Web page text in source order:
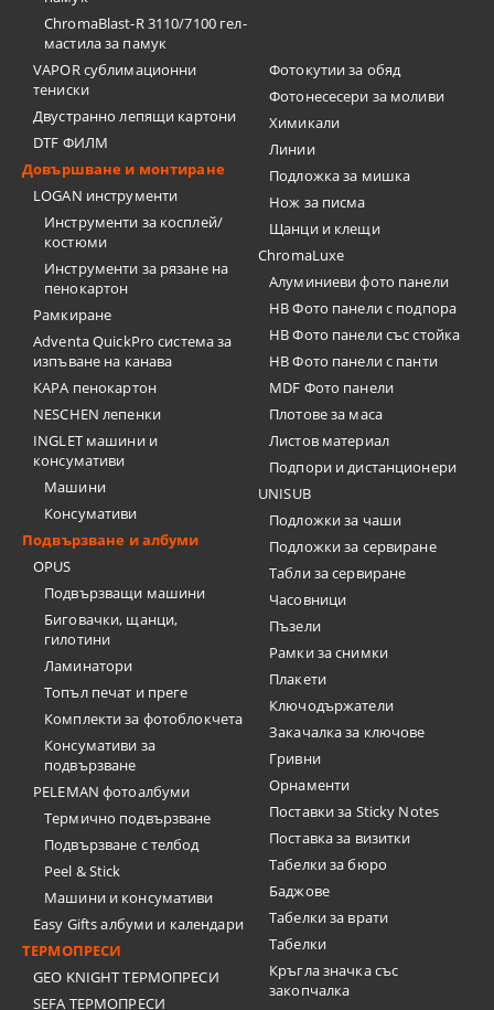
ChromaBlast-R 3110/7100 гел-
мастила за памук
VAPOR сублимационни
тениски
Двустранно лепящи картони
DTF ФИЛМ
Довършване и монтиране
LOGAN инструменти
Инструменти за косплей/
костюми
Инструменти за рязане на
пенокартон
Рамкиране
Adventa QuickPro система за
изпъване на канава
KAPA пенокартон
NESCHEN лепенки
INGLET машини и
консумативи
Машини
Консумативи
Подвързване и албуми
OPUS
Подвързващи машини
Биговачки, щанци,
гилотини
Ламинатори
Топъл печат и преге
Комплекти за фотоблокчета
Консумативи за
подвързване
PELEMAN фотоалбуми
Термично подвързване
Подвързване с телбод
Peel & Stick
Машини и консумативи
Easy Gifts албуми и календари
ТЕРМОПРЕСИ
GEO KNIGHT ТЕРМОПРЕСИ
SEFA ТЕРМОПРЕСИ
Фотокутии за обяд
Фотонесесери за моливи
Химикали
Линии
Подложка за мишка
Нож за писма
Щанци и клещи
ChromaLuxe
Алуминиеви фото панели
HB Фото панели с подпора
HB Фото панели със стойка
HB Фото панели с панти
MDF Фото панели
Плотове за маса
Листов материал
Подпори и дистанционери
UNISUB
Подложки за чаши
Подложки за сервиране
Табли за сервиране
Часовници
Пъзели
Рамки за снимки
Плакети
Ключодържатели
Закачалка за ключове
Гривни
Орнаменти
Поставки за Sticky Notes
Поставка за визитки
Tабелки за бюро
Баджове
Табелки за врати
Табелки
Кръгла значка със
закопчалка